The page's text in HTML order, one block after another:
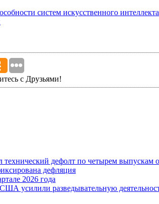
систем искусственного
с Друзьями!
технический дефолт по четырем выпускам
дефляция
2026 года
США усилили разведывательную